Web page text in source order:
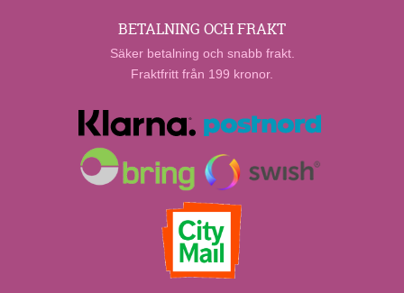
BETALNING OCH FRAKT
Säker betalning och snabb frakt.
Fraktfritt från 199 kronor.